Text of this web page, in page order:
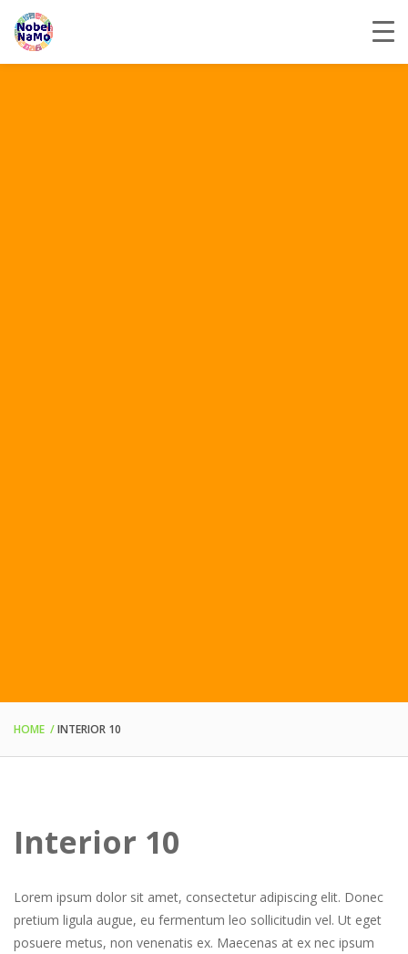
HOME INTERIOR 10
Interior 10
Lorem ipsum dolor sit amet, consectetur adipiscing elit. Donec
pretium ligula augue, eu fermentum leo sollicitudin vel. Ut eget
posuere metus, non venenatis ex. Maecenas at ex nec ipsum